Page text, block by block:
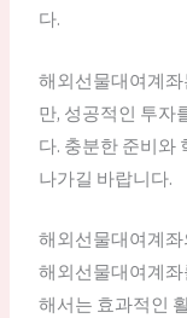
다.
해외선물대여계
만, 성공적인 투자
다. 충분한 준비와
나가길 바랍니다.
해외선물대여계
해외선물대여계
해서는 효과적인